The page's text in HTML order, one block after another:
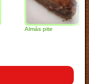
Almás pite